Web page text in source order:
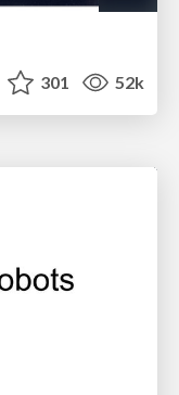
301 52k